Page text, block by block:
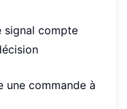
signal compte
une commande à